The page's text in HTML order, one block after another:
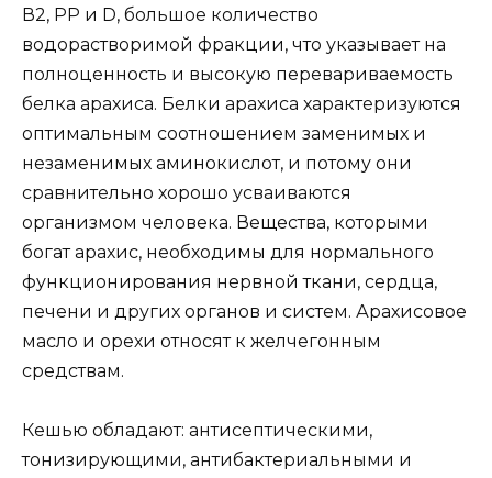
В2, РР и D, большое количество
водорастворимой фракции, что указывает на
полноценность и высокую перевариваемость
белка арахиса. Белки арахиса характеризуются
оптимальным соотношением заменимых и
незаменимых аминокислот, и потому они
сравнительно хорошо усваиваются
организмом человека. Вещества, которыми
богат арахис, необходимы для нормального
функционирования нервной ткани, сердца,
печени и других органов и систем. Арахисовое
масло и орехи относят к желчегонным
средствам.
Кешью обладают: антисептическими,
тонизирующими, антибактериальными и